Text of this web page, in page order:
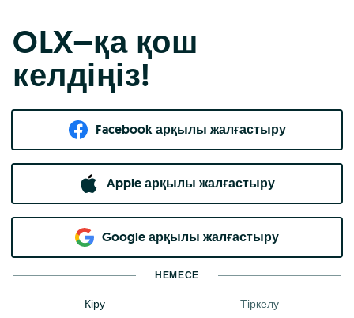
OLX–қа қош
келдіңіз!
Facebook арқылы жалғастыру
Apple арқылы жалғастыру
Google арқылы жалғастыру
НЕМЕСЕ
Кіру Тіркелу